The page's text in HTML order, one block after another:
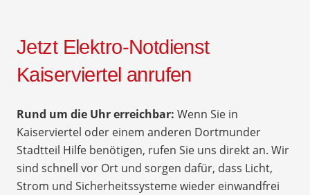
Jetzt Elektro-Notdienst
Kaiserviertel anrufen
Rund um die Uhr erreichbar: Wenn Sie in
Kaiserviertel oder einem anderen Dortmunder
Stadtteil Hilfe benötigen, rufen Sie uns direkt an. Wir
sind schnell vor Ort und sorgen dafür, dass Licht,
Strom und Sicherheitssysteme wieder einwandfrei